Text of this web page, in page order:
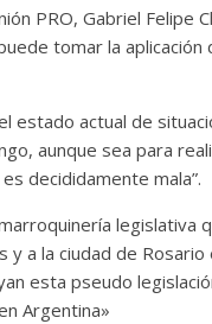
PRO, Gabriel
tomar la
estado actual de
aunque sea para
decididamente mala”.
a la ciudad de
esta pseudo
Argentina»